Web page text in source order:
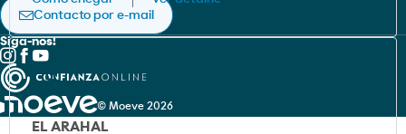
EL ARAHAL
Contacto por e-mail
© Moeve 2026
Siga-nos!